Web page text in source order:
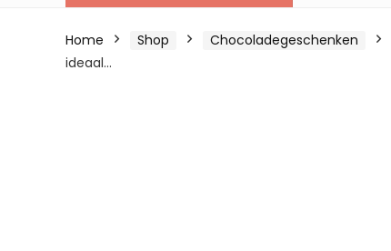
Home Shop Chocoladegeschenken
ideaal…